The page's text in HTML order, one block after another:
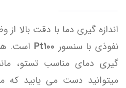
اندازه گیری دما با دقت بالا
نفوذی با سنسور Pt100 است.
گیری دمای مناسب تستو،
میتوانید دست می یابید که